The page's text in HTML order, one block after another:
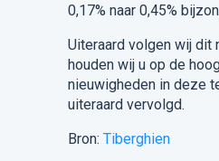
0,17% naar 0,45%
Uiteraard volgen wij dit
houden wij u op de
nieuwigheden in deze
uiteraard vervolgd.
Bron: Tiberghien